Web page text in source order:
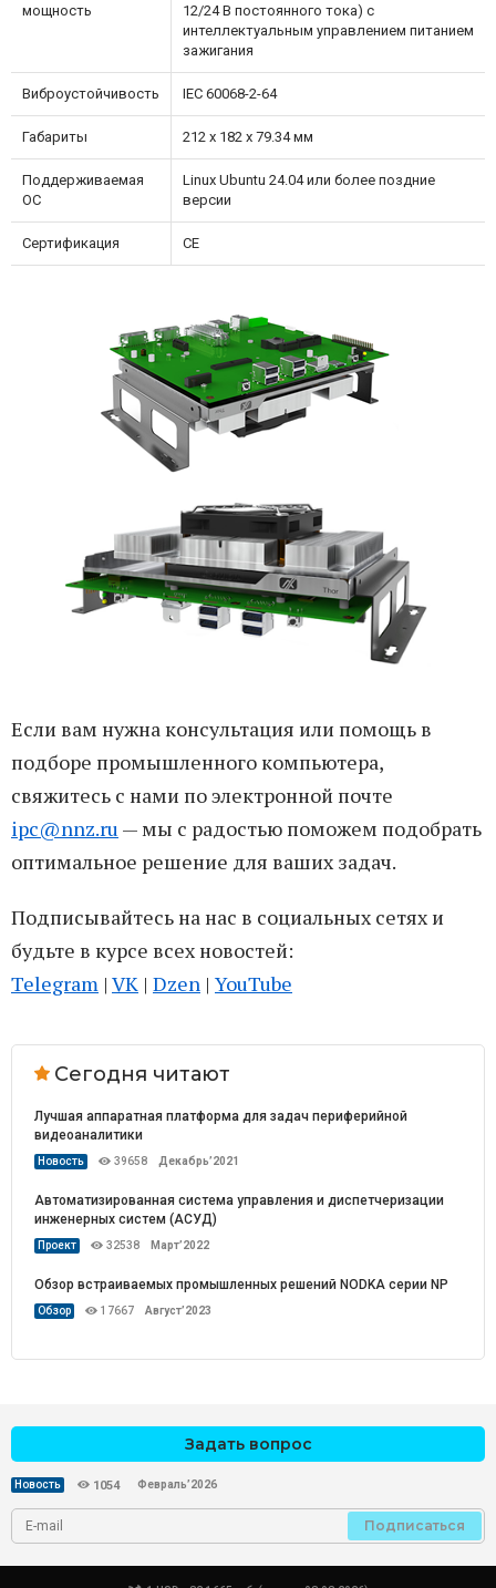
мощность
12/24 В постоянного тока) с
интеллектуальным управлением питанием
зажигания
Виброустойчивость IEC 60068-2-64
Габариты 212 x 182 x 79.34 мм
Поддерживаемая
ОС
Linux Ubuntu 24.04 или более поздние
версии
Сертификация CE
Если вам нужна консультация или помощь в
подборе промышленного компьютера,
свяжитесь с нами по электронной почте
ipc@nnz.ru — мы с радостью поможем подобрать
оптимальное решение для ваших задач.
Подписывайтесь на нас в социальных сетях и
будьте в курсе всех новостей:
Telegram | VK | Dzen | YouTube
Сегодня читают
Лучшая аппаратная платформа для задач периферийной
видеоаналитики
Новость 39658 Декабрь’2021
Автоматизированная система управления и диспетчеризации
инженерных систем (АСУД)
Проект 32538 Март’2022
Обзор встраиваемых промышленных решений NODKA серии NP
Обзор 17667 Август’2023
Задать вопрос
Новость 1054 Февраль’2026
Подписаться